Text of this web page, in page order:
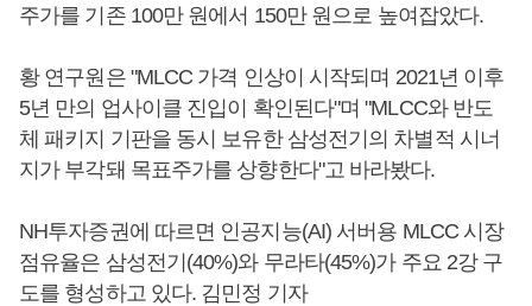
주가를 기존 100만 원에서 150만 원으로 높여잡았다.
황 연구원은 "MLCC 가격 인상이 시작되며 2021년 이후
5년 만의 업사이클 진입이 확인된다"며 "MLCC와 반도
체 패키지 기판을 동시 보유한 삼성전기의 차별적 시너
지가 부각돼 목표주가를 상향한다"고 바라봤다.
NH투자증권에 따르면 인공지능(AI) 서버용 MLCC 시장
점유율은 삼성전기(40%)와 무라타(45%)가 주요 2강 구
도를 형성하고 있다. 김민정 기자